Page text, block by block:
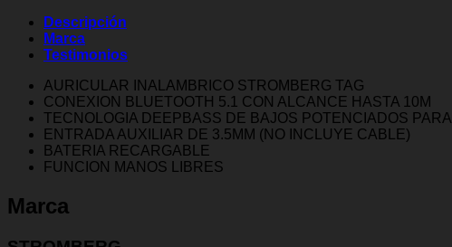
Descripción
Marca
Testimonios
AURICULAR INALAMBRICO STROMBERG TAG
CONEXION BLUETOOTH 5.1 CON ALCANCE HASTA 10M
TECNOLOGIA DEEPBASS DE BAJOS POTENCIADOS
ENTRADA AUXILIAR DE 3.5MM (NO INCLUYE CABLE)
BATERIA RECARGABLE
FUNCION MANOS LIBRES
Marca